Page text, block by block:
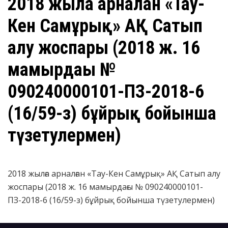
Кен Самұрық» АҚ Сатып
алу жоспары (2018 ж. 16
мамырдағы №
090240000101-ПЗ-2018-6
(16/59-з) бұйрық бойынша
түзетулермен)
2018 жылға арналған «Тау-Кен Самұрық» АҚ Сатып алу
жоспары (2018 ж. 16 мамырдағы № 090240000101-
ПЗ-2018-6 (16/59-з) бұйрық бойынша түзетулермен)